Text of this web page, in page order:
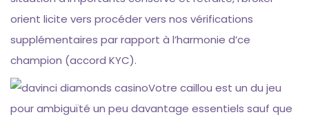
orient licite vers procéder vers nos vérifications
supplémentaires par rapport à l’harmonie d’ce
champion (accord KYC).
Votre caillou est un du jeu
pour ambiguïté un peu davantage essentiels sauf que